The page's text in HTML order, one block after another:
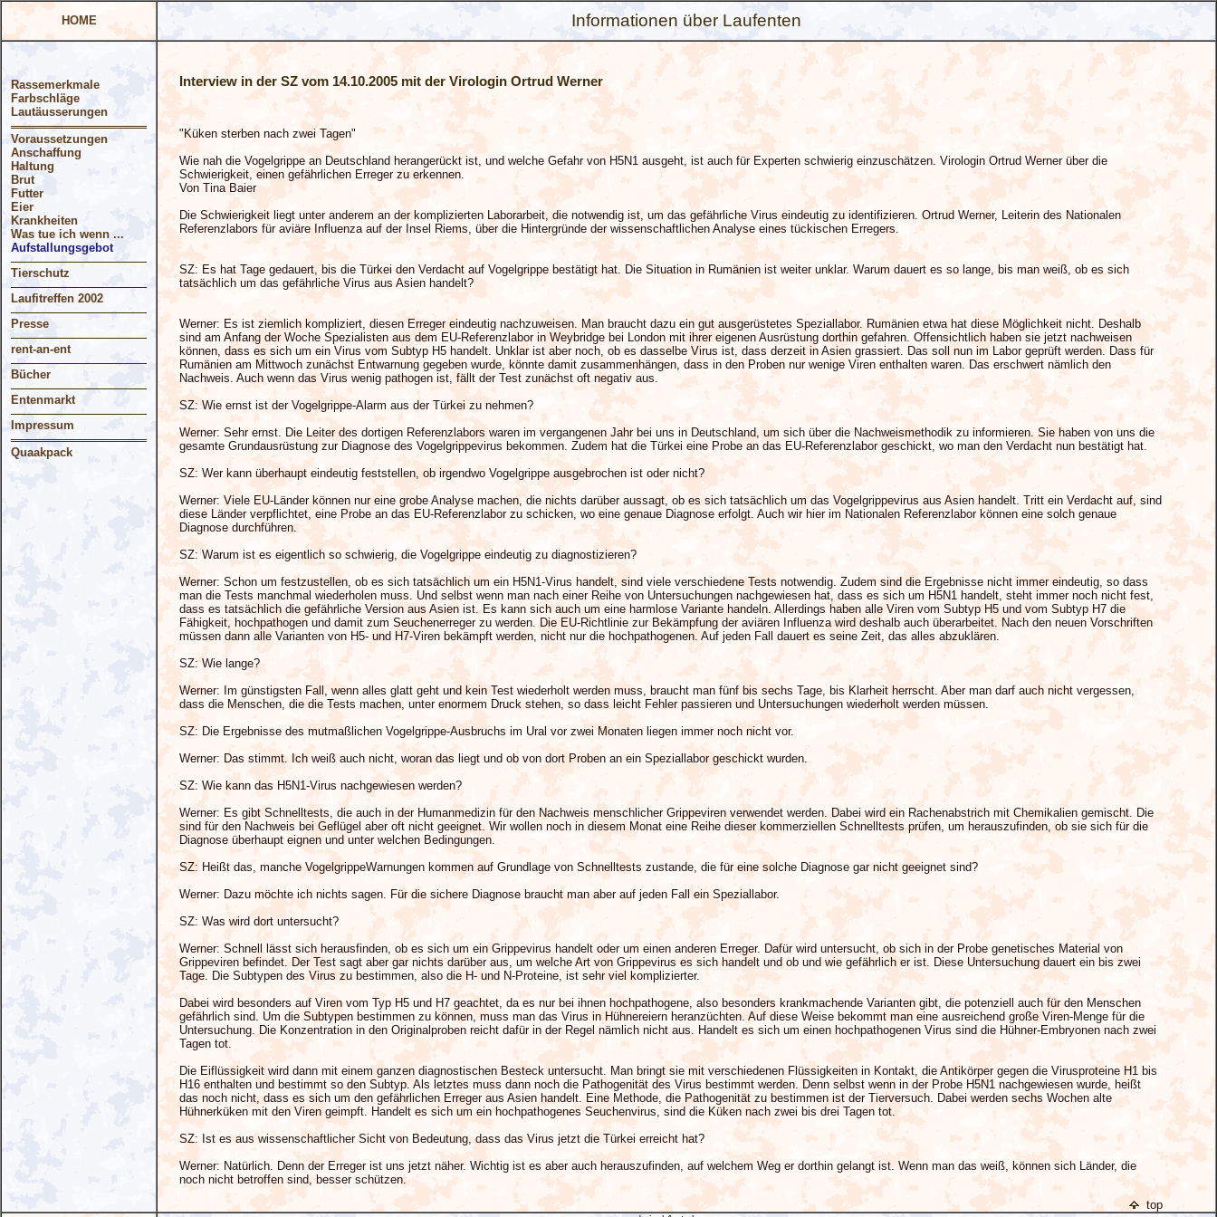
HOME Informationen über Laufenten
Rassemerkmale
Farbschläge
Lautäusserungen
Voraussetzungen
Anschaffung
Haltung
Brut
Futter
Eier
Krankheiten
Was tue ich wenn ...
Aufstallungsgebot
Tierschutz
Laufitreffen 2002
Presse
rent-an-ent
Bücher
Entenmarkt
Impressum
Quaakpack
Interview in der SZ vom 14.10.2005 mit der Virologin Ortrud Werner
"Küken sterben nach zwei Tagen"
Wie nah die Vogelgrippe an Deutschland herangerückt ist, und welche Gefahr von H5N1 ausgeht, ist auch für Experten schwierig einzuschätzen. Virologin Ortrud Werner über die
Schwierigkeit, einen gefährlichen Erreger zu erkennen.
Von Tina Baier
Die Schwierigkeit liegt unter anderem an der komplizierten Laborarbeit, die notwendig ist, um das gefährliche Virus eindeutig zu identifizieren. Ortrud Werner, Leiterin des Nationalen
Referenzlabors für aviäre Influenza auf der Insel Riems, über die Hintergründe der wissenschaftlichen Analyse eines tückischen Erregers.
SZ: Es hat Tage gedauert, bis die Türkei den Verdacht auf Vogelgrippe bestätigt hat. Die Situation in Rumänien ist weiter unklar. Warum dauert es so lange, bis man weiß, ob es sich
tatsächlich um das gefährliche Virus aus Asien handelt?
Werner: Es ist ziemlich kompliziert, diesen Erreger eindeutig nachzuweisen. Man braucht dazu ein gut ausgerüstetes Speziallabor. Rumänien etwa hat diese Möglichkeit nicht. Deshalb
sind am Anfang der Woche Spezialisten aus dem EU-Referenzlabor in Weybridge bei London mit ihrer eigenen Ausrüstung dorthin gefahren. Offensichtlich haben sie jetzt nachweisen
können, dass es sich um ein Virus vom Subtyp H5 handelt. Unklar ist aber noch, ob es dasselbe Virus ist, dass derzeit in Asien grassiert. Das soll nun im Labor geprüft werden. Dass für
Rumänien am Mittwoch zunächst Entwarnung gegeben wurde, könnte damit zusammenhängen, dass in den Proben nur wenige Viren enthalten waren. Das erschwert nämlich den
Nachweis. Auch wenn das Virus wenig pathogen ist, fällt der Test zunächst oft negativ aus.
SZ: Wie ernst ist der Vogelgrippe-Alarm aus der Türkei zu nehmen?
Werner: Sehr ernst. Die Leiter des dortigen Referenzlabors waren im vergangenen Jahr bei uns in Deutschland, um sich über die Nachweismethodik zu informieren. Sie haben von uns die
gesamte Grundausrüstung zur Diagnose des Vogelgrippevirus bekommen. Zudem hat die Türkei eine Probe an das EU-Referenzlabor geschickt, wo man den Verdacht nun bestätigt hat.
SZ: Wer kann überhaupt eindeutig feststellen, ob irgendwo Vogelgrippe ausgebrochen ist oder nicht?
Werner: Viele EU-Länder können nur eine grobe Analyse machen, die nichts darüber aussagt, ob es sich tatsächlich um das Vogelgrippevirus aus Asien handelt. Tritt ein Verdacht auf, sind
diese Länder verpflichtet, eine Probe an das EU-Referenzlabor zu schicken, wo eine genaue Diagnose erfolgt. Auch wir hier im Nationalen Referenzlabor können eine solch genaue
Diagnose durchführen.
SZ: Warum ist es eigentlich so schwierig, die Vogelgrippe eindeutig zu diagnostizieren?
Werner: Schon um festzustellen, ob es sich tatsächlich um ein H5N1-Virus handelt, sind viele verschiedene Tests notwendig. Zudem sind die Ergebnisse nicht immer eindeutig, so dass
man die Tests manchmal wiederholen muss. Und selbst wenn man nach einer Reihe von Untersuchungen nachgewiesen hat, dass es sich um H5N1 handelt, steht immer noch nicht fest,
dass es tatsächlich die gefährliche Version aus Asien ist. Es kann sich auch um eine harmlose Variante handeln. Allerdings haben alle Viren vom Subtyp H5 und vom Subtyp H7 die
Fähigkeit, hochpathogen und damit zum Seuchenerreger zu werden. Die EU-Richtlinie zur Bekämpfung der aviären Influenza wird deshalb auch überarbeitet. Nach den neuen Vorschriften
müssen dann alle Varianten von H5- und H7-Viren bekämpft werden, nicht nur die hochpathogenen. Auf jeden Fall dauert es seine Zeit, das alles abzuklären.
SZ: Wie lange?
Werner: Im günstigsten Fall, wenn alles glatt geht und kein Test wiederholt werden muss, braucht man fünf bis sechs Tage, bis Klarheit herrscht. Aber man darf auch nicht vergessen,
dass die Menschen, die die Tests machen, unter enormem Druck stehen, so dass leicht Fehler passieren und Untersuchungen wiederholt werden müssen.
SZ: Die Ergebnisse des mutmaßlichen Vogelgrippe-Ausbruchs im Ural vor zwei Monaten liegen immer noch nicht vor.
Werner: Das stimmt. Ich weiß auch nicht, woran das liegt und ob von dort Proben an ein Speziallabor geschickt wurden.
SZ: Wie kann das H5N1-Virus nachgewiesen werden?
Werner: Es gibt Schnelltests, die auch in der Humanmedizin für den Nachweis menschlicher Grippeviren verwendet werden. Dabei wird ein Rachenabstrich mit Chemikalien gemischt. Die
sind für den Nachweis bei Geflügel aber oft nicht geeignet. Wir wollen noch in diesem Monat eine Reihe dieser kommerziellen Schnelltests prüfen, um herauszufinden, ob sie sich für die
Diagnose überhaupt eignen und unter welchen Bedingungen.
SZ: Heißt das, manche VogelgrippeWarnungen kommen auf Grundlage von Schnelltests zustande, die für eine solche Diagnose gar nicht geeignet sind?
Werner: Dazu möchte ich nichts sagen. Für die sichere Diagnose braucht man aber auf jeden Fall ein Speziallabor.
SZ: Was wird dort untersucht?
Werner: Schnell lässt sich herausfinden, ob es sich um ein Grippevirus handelt oder um einen anderen Erreger. Dafür wird untersucht, ob sich in der Probe genetisches Material von
Grippeviren befindet. Der Test sagt aber gar nichts darüber aus, um welche Art von Grippevirus es sich handelt und ob und wie gefährlich er ist. Diese Untersuchung dauert ein bis zwei
Tage. Die Subtypen des Virus zu bestimmen, also die H- und N-Proteine, ist sehr viel komplizierter.
Dabei wird besonders auf Viren vom Typ H5 und H7 geachtet, da es nur bei ihnen hochpathogene, also besonders krankmachende Varianten gibt, die potenziell auch für den Menschen
gefährlich sind. Um die Subtypen bestimmen zu können, muss man das Virus in Hühnereiern heranzüchten. Auf diese Weise bekommt man eine ausreichend große Viren-Menge für die
Untersuchung. Die Konzentration in den Originalproben reicht dafür in der Regel nämlich nicht aus. Handelt es sich um einen hochpathogenen Virus sind die Hühner-Embryonen nach zwei
Tagen tot.
Die Eiflüssigkeit wird dann mit einem ganzen diagnostischen Besteck untersucht. Man bringt sie mit verschiedenen Flüssigkeiten in Kontakt, die Antikörper gegen die Virusproteine H1 bis
H16 enthalten und bestimmt so den Subtyp. Als letztes muss dann noch die Pathogenität des Virus bestimmt werden. Denn selbst wenn in der Probe H5N1 nachgewiesen wurde, heißt
das noch nicht, dass es sich um den gefährlichen Erreger aus Asien handelt. Eine Methode, die Pathogenität zu bestimmen ist der Tierversuch. Dabei werden sechs Wochen alte
Hühnerküken mit den Viren geimpft. Handelt es sich um ein hochpathogenes Seuchenvirus, sind die Küken nach zwei bis drei Tagen tot.
SZ: Ist es aus wissenschaftlicher Sicht von Bedeutung, dass das Virus jetzt die Türkei erreicht hat?
Werner: Natürlich. Denn der Erreger ist uns jetzt näher. Wichtig ist es aber auch herauszufinden, auf welchem Weg er dorthin gelangt ist. Wenn man das weiß, können sich Länder, die
noch nicht betroffen sind, besser schützen.
top